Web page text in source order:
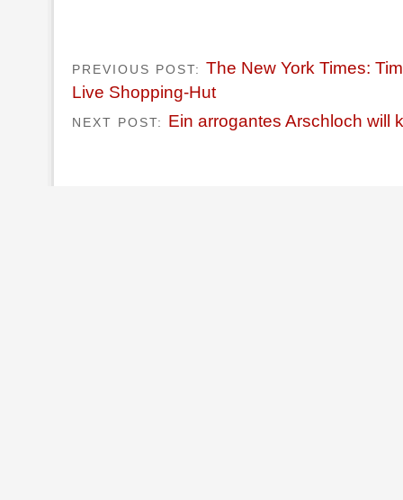
PREVIOUS POST: The New York Times:
Live Shopping-Hut
NEXT POST: Ein arrogantes Arschloch will